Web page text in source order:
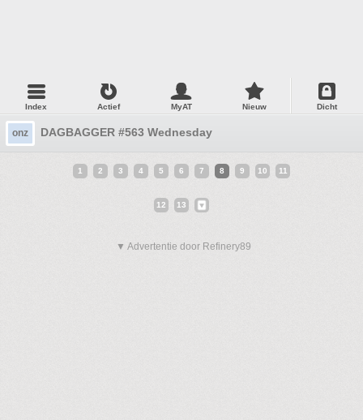
Index Actief MyAT Nieuw Dicht
onz DAGBAGGER #563 Wednesday
1 2 3 4 5 6 7 8 9 10 11
12 13
▼ Advertentie door Refinery89